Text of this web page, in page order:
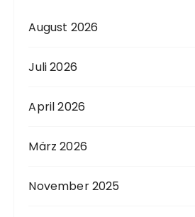
August 2026
Juli 2026
April 2026
März 2026
November 2025